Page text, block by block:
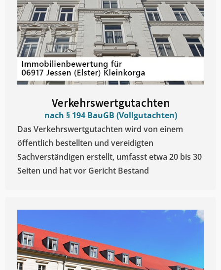
Verkehrswertgutachten
nach § 194 BauGB (Vollgutachten)
Das Verkehrswertgutachten wird von einem
öffentlich bestellten und vereidigten
Sachverständigen erstellt, umfasst etwa 20 bis 30
Seiten und hat vor Gericht Bestand